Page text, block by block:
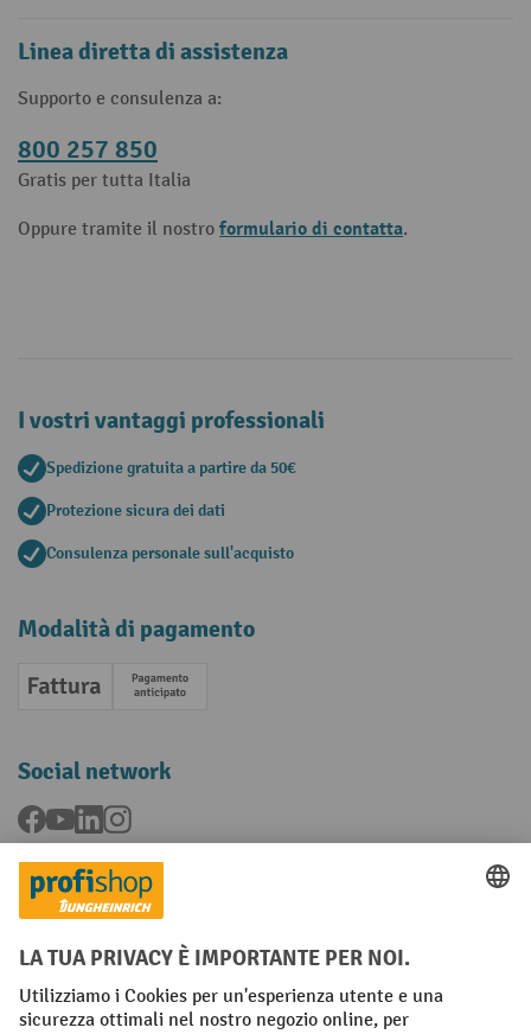
Linea diretta di assistenza
Supporto e consulenza a:
800 257 850
Gratis per tutta Italia
Oppure tramite il nostro formulario di contatta.
I vostri vantaggi professionali
Spedizione gratuita a partire da 50€
Protezione sicura dei dati
Consulenza personale sull'acquisto
Modalità di pagamento
Fattura Pagamento anticipato
Social network
Facebook
YouTubeLinkedInInstagram
Condizioni Generali di Vendita
Dichiarazione di protezione dei dati Impronta